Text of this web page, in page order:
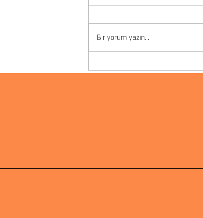
Bir yorum yazın...